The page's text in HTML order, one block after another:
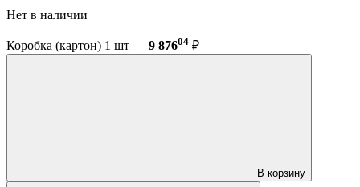
Нет в наличии
Коробка (картон) 1 шт — 9 87604 ₽
В корзину